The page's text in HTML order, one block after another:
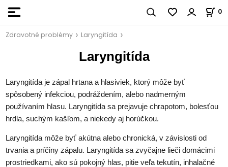
0
Zdravotné problémy Laryngitída
Laryngitída
Laryngitída je zápal hrtana a hlasiviek, ktorý môže byť
spôsobený infekciou, podráždením, alebo nadmerným
používaním hlasu. Laryngitída sa prejavuje chrapotom, bolesťou
hrdla, suchým kašľom, a niekedy aj horúčkou.
Laryngitída môže byť akútna alebo chronická, v závislosti od
trvania a príčiny zápalu. Laryngitída sa zvyčajne lieči domácimi
prostriedkami, ako sú pokojný hlas, pitie veľa tekutín, inhalačné